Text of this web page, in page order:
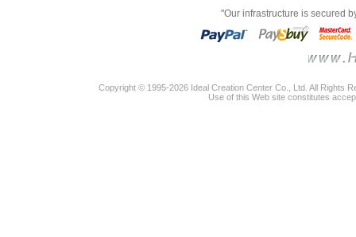
"Our infrastructure is secured
Copyright © 1995-2026 Ideal Creation Center Co., Ltd. All Rights
Use of this Web site constitutes